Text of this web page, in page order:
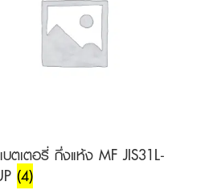
บตเตอรี่ กึ่งแห้ง MF JIS31L-
(4)